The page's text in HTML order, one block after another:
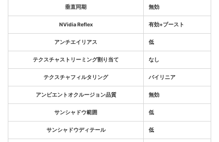
垂直同期 無効
NVidia Reflex 有効+ブースト
アンチエイリアス 低
テクスチャストリーミング割り当て なし
テクスチャフィルタリング バイリニア
アンビエントオクルージョン品質 無効
サンシャドウ範囲 低
サンシャドウディテール 低